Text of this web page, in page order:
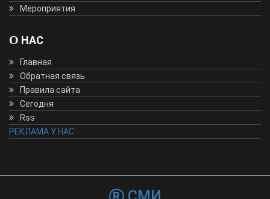
Мероприятия
О НАС
Главная
Обратная связь
Правила сайта
Сегодня
Rss
РЕКЛАМА У НАС